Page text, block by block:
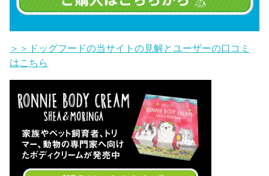
＞＞ドッグフードの当サイトの見解とユーザーの口コミ
はこちら